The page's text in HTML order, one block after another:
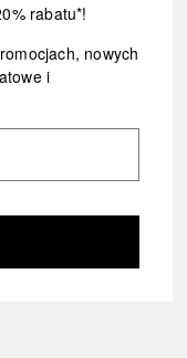
rabatu*!
nowych
i